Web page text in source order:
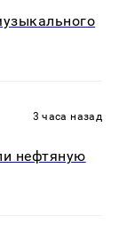
3 часа назад
нефтяную